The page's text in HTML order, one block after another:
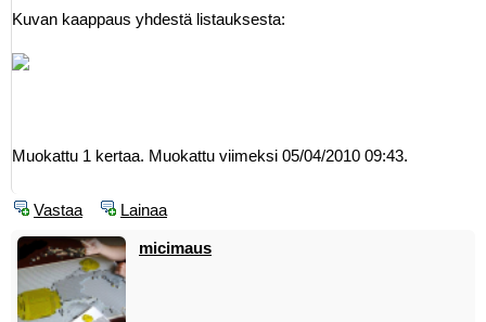
Kuvan kaappaus yhdestä listauksesta:
Muokattu 1 kertaa. Muokattu viimeksi 05/04/2010 09:43.
Vastaa Lainaa
micimaus